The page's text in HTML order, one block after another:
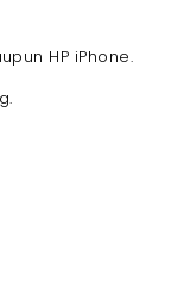
HP iPhone.